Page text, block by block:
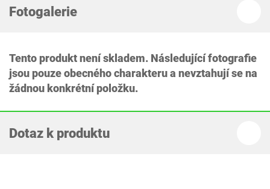
Fotogalerie
Tento produkt není skladem. Následující fotografie
jsou pouze obecného charakteru a nevztahují se na
žádnou konkrétní položku.
Dotaz k produktu